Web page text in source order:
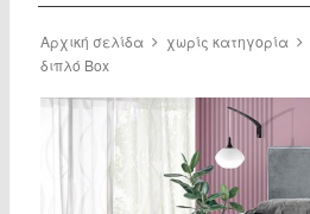
Αρχική σελίδα χωρίς κατηγορία
διπλό Box